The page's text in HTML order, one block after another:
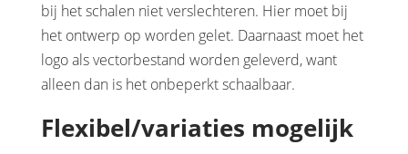
bij het schalen niet verslechteren. Hier moet bij
het ontwerp op worden gelet. Daarnaast moet het
logo als vectorbestand worden geleverd, want
alleen dan is het onbeperkt schaalbaar.
Flexibel/variaties mogelijk